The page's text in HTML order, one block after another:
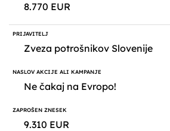
8.770 EUR
Zveza potrošnikov Slovenije
Ne čakaj na Evropo!
9.310 EUR